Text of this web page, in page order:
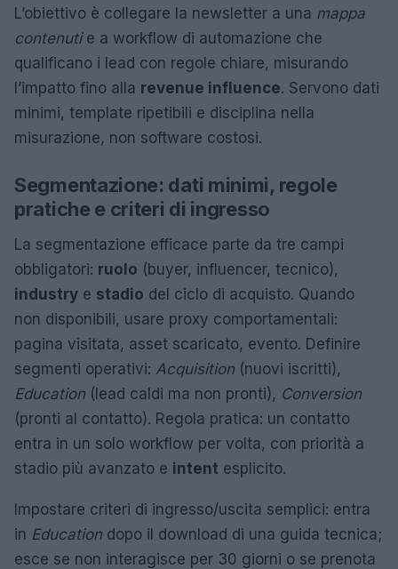
L’obiettivo è collegare la newsletter a una mappa
contenutie a workflow di automazione che
qualificano i lead con regole chiare, misurando
l’impatto fino alla revenue influence. Servono dati
minimi, template ripetibili e disciplina nella
misurazione, non software costosi.
Segmentazione: dati minimi, regole
pratiche e criteri di ingresso
La segmentazione efficace parte da tre campi
obbligatori: ruolo (buyer, influencer, tecnico),
industry e stadio del ciclo di acquisto. Quando
non disponibili, usare proxy comportamentali:
pagina visitata, asset scaricato, evento. Definire
segmenti operativi: Acquisition (nuovi iscritti),
Education (lead caldi ma non pronti), Conversion
(pronti al contatto). Regola pratica: un contatto
entra in un solo workflow per volta, con priorità a
stadio più avanzato e intent esplicito.
Impostare criteri di ingresso/uscita semplici: entra
in Education dopo il download di una guida tecnica;
esce se non interagisce per 30 giorni o se prenota